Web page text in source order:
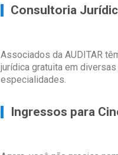
Consultoria
Associados da AUDITAR
jurídica gratuita em diversas
especialidades.
Ingressos para